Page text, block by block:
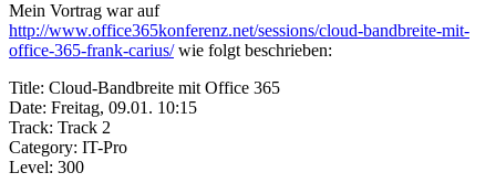
Mein Vortrag war auf
http://www.office365konferenz.net/sessions/cloud-bandbreite-mit-
office-365-frank-carius/wie folgt beschrieben:
Title:­ Cloud-Bandbreite mit Office 365
Date: Freitag, 09.01. 10:15
Track: Track 2
Category: IT-Pro
Level: 300